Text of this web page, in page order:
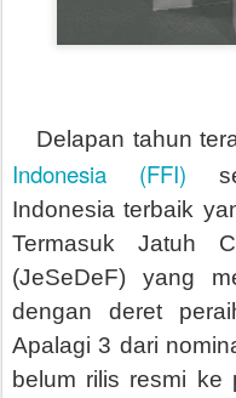
Delapan tahun
Indonesia (FFI)
Indonesia terbaik
Termasuk Jatuh
(JeSeDeF) yang
dengan deret
Apalagi 3 dari
belum rilis resmi ke